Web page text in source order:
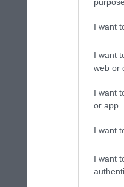
I want
I want
web or
I want
or app.
I want
I want